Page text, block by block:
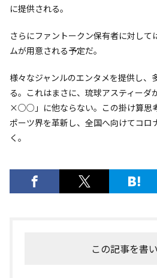
に提供される。
さらにファントークン保有者に対して
ムが用意される予定だ。
様々なジャンルのエンタメを提供し、
る。これはまさに、琉球アスティーダ
×○○」に他ならない。この掛け算思
ポーツ界を革新し、全国へ向けてコロ
く。
この記事を書